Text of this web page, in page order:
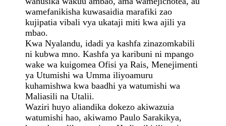
wamefanikisha kuwasaidia marafiki zao
kujipatia vibali vya ukataji miti kwa ajili ya
mbao.
Kwa Nyalandu, idadi ya kashfa zinazomkabili
ni kubwa mno. Kashfa ya karibuni ni mpango
wake wa kuigomea Ofisi ya Rais, Menejimenti
ya Utumishi wa Umma iliyoamuru
kuhamishwa kwa baadhi ya watumishi wa
Maliasili na Utalii.
Waziri huyo aliandika dokezo akiwazuia
watumishi hao, akiwamo Paulo Sarakikya,